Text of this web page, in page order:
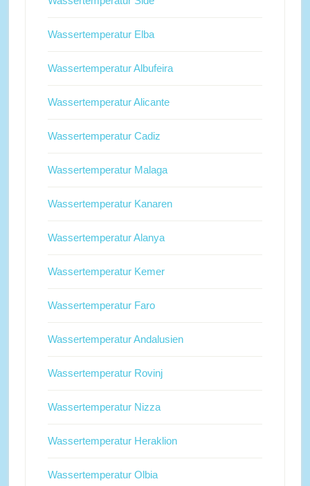
Wassertemperatur Elba
Wassertemperatur Albufeira
Wassertemperatur Alicante
Wassertemperatur Cadiz
Wassertemperatur Malaga
Wassertemperatur Kanaren
Wassertemperatur Alanya
Wassertemperatur Kemer
Wassertemperatur Faro
Wassertemperatur Andalusien
Wassertemperatur Rovinj
Wassertemperatur Nizza
Wassertemperatur Heraklion
Wassertemperatur Olbia